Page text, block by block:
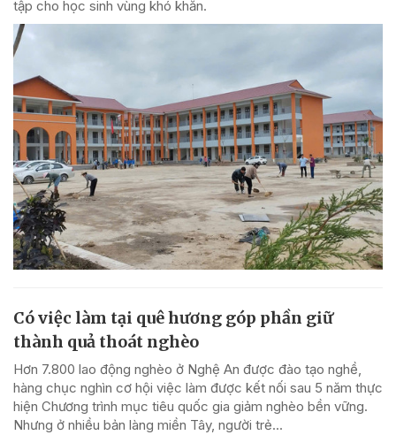
tập cho học sinh vùng khó khăn.
Có việc làm tại quê hương góp phần giữ
thành quả thoát nghèo
Hơn 7.800 lao động nghèo ở Nghệ An được đào tạo nghề,
hàng chục nghìn cơ hội việc làm được kết nối sau 5 năm thực
hiện Chương trình mục tiêu quốc gia giảm nghèo bền vững.
Nhưng ở nhiều bản làng miền Tây, người trẻ...